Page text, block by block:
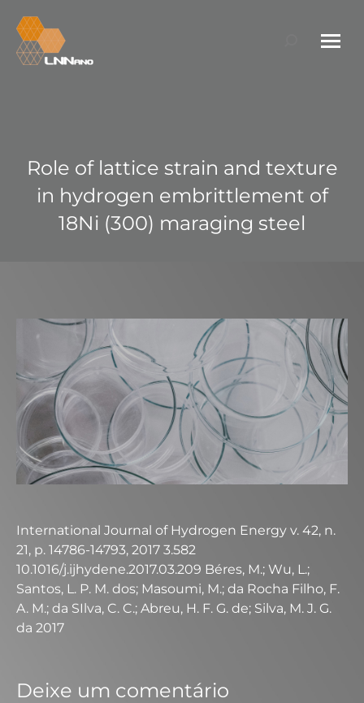
Search:
Role of lattice strain and texture
in hydrogen embrittlement of
18Ni (300) maraging steel
International Journal of Hydrogen Energy v. 42, n.
21, p. 14786-14793, 2017 3.582
10.1016/j.ijhydene.2017.03.209 Béres, M.; Wu, L.;
Santos, L. P. M. dos; Masoumi, M.; da Rocha Filho, F.
A. M.; da SIlva, C. C.; Abreu, H. F. G. de; Silva, M. J. G.
da 2017
Deixe um comentário